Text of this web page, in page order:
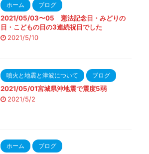
ホーム ブログ
2021/05/03〜05 憲法記念日・みどりの
日・こどもの日の3連続祝日でした
2021/5/10
噴火と地震と津波について ブログ
2021/05/01宮城県沖地震で震度5弱
2021/5/2
ホーム ブログ